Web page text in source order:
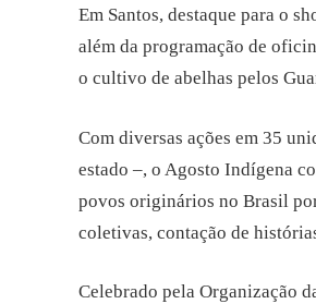
Em Santos, destaque para o
além da programação de
o cultivo de abelhas pelos
Com diversas ações em 35
estado –, o Agosto Indígena
povos originários no Brasil
coletivas, contação de
Celebrado pela Organização